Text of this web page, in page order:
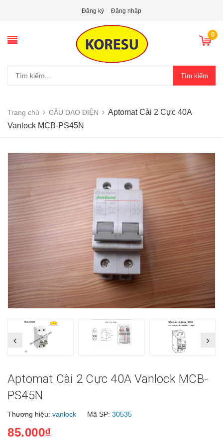
Đăng ký Đăng nhập
0
Tìm kiếm
Trang chủ CẦU DAO ĐIỆN
Aptomat Cài 2 Cực 40A
Vanlock MCB-PS45N
Aptomat Cài 2 Cực 40A Vanlock MCB-
PS45N
Thương hiệu: vanlock Mã SP: 30535
85.000₫